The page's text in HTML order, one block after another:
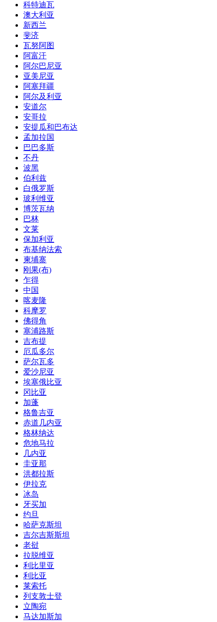
科特迪瓦
澳大利亚
新西兰
斐济
瓦努阿图
阿富汗
阿尔巴尼亚
亚美尼亚
阿塞拜疆
阿尔及利亚
安道尔
安哥拉
安提瓜和巴布达
孟加拉国
巴巴多斯
不丹
波黑
伯利兹
白俄罗斯
玻利维亚
博茨瓦纳
巴林
文莱
保加利亚
布基纳法索
柬埔寨
刚果(布)
乍得
中国
喀麦隆
科摩罗
佛得角
塞浦路斯
吉布提
厄瓜多尔
萨尔瓦多
爱沙尼亚
埃塞俄比亚
冈比亚
加蓬
格鲁吉亚
赤道几内亚
格林纳达
危地马拉
几内亚
圭亚那
洪都拉斯
伊拉克
冰岛
牙买加
约旦
哈萨克斯坦
吉尔吉斯斯坦
老挝
拉脱维亚
利比里亚
利比亚
莱索托
列支敦士登
立陶宛
马达加斯加